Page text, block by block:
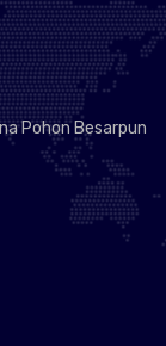
Pohon Besarpun